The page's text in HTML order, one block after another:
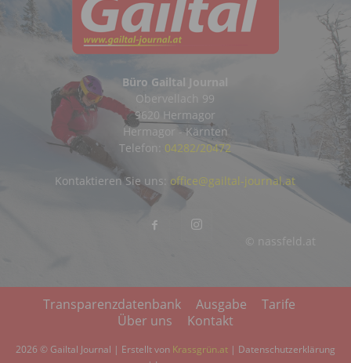
Büro Gailtal Journal
Obervellach 99
9620 Hermagor
Hermagor - Kärnten
Telefon: 04282/20472
© nassfeld.at
Kontaktieren Sie uns: office@gailtal-journal.at
Transparenzdatenbank Ausgabe
Tarife
Über uns
Kontakt
2026 © Gailtal Journal | Erstellt von Krassgrün.at | Datenschutzerklärung